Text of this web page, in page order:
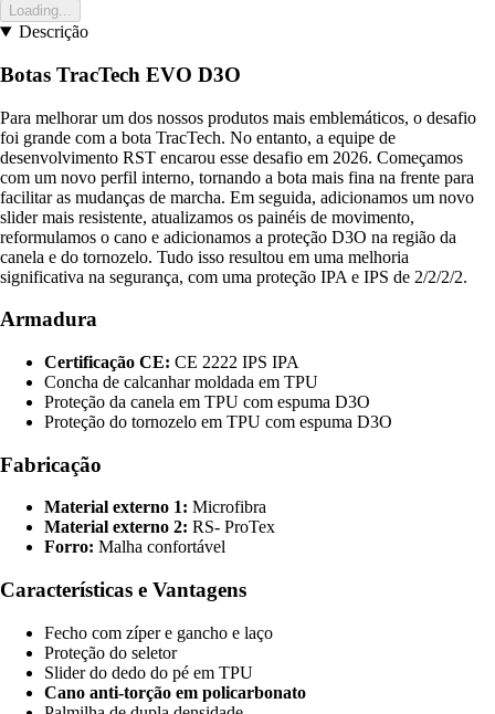
Loading...
Descrição
Botas TracTech EVO D3O
Para melhorar um dos nossos produtos mais emblemáticos, o desafio
foi grande com a bota TracTech. No entanto, a equipe de
desenvolvimento RST encarou esse desafio em 2026. Começamos
com um novo perfil interno, tornando a bota mais fina na frente para
facilitar as mudanças de marcha. Em seguida, adicionamos um novo
slider mais resistente, atualizamos os painéis de movimento,
reformulamos o cano e adicionamos a proteção D3O na região da
canela e do tornozelo. Tudo isso resultou em uma melhoria
significativa na segurança, com uma proteção IPA e IPS de 2/2/2/2.
Armadura
Certificação CE: CE 2222 IPS IPA
Concha de calcanhar moldada em TPU
Proteção da canela em TPU com espuma D3O
Proteção do tornozelo em TPU com espuma D3O
Fabricação
Material externo 1: Microfibra
Material externo 2: RS- ProTex
Forro: Malha confortável
Características e Vantagens
Fecho com zíper e gancho e laço
Proteção do seletor
Slider do dedo do pé em TPU
Cano anti-torção em policarbonato